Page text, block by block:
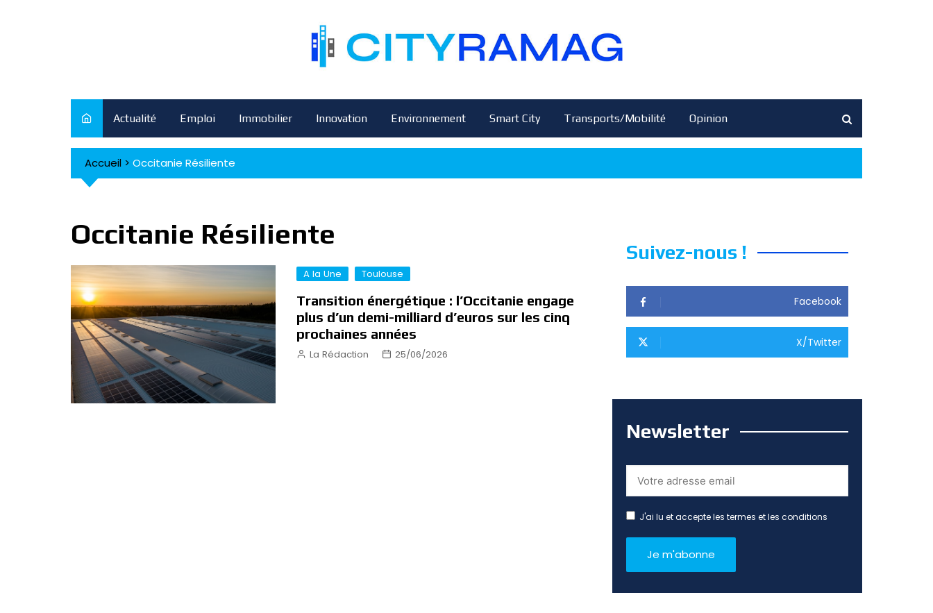
Actualité Emploi Immobilier Innovation Environnement Smart City Transports/Mobilité Opinion
Accueil > Occitanie Résiliente
Occitanie Résiliente
A la Une Toulouse
Transition énergétique : l’Occitanie engage
plus d’un demi-milliard d’euros sur les cinq
prochaines années
La Rédaction 25/06/2026
Suivez-nous !
Facebook
X/Twitter
Newsletter
J'ai lu et accepte les termes et les conditions